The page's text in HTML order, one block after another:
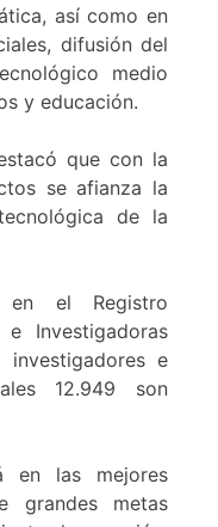
así como en
difusión del
medio
y educación.
que con la
se afianza la
de la
en el Registro
Investigadoras
e
12.949 son
en las mejores
grandes metas